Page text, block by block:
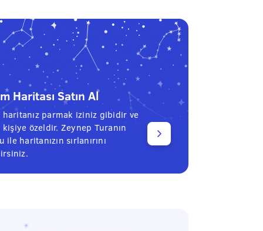
Haritası Satın Al
haritanız parmak iziniz gibidir ve
kişiye özeldir. Zeynep Turanın
ile haritanızın sırlanırını